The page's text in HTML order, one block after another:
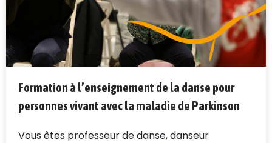
Formation à l’enseignement de la danse pour
personnes vivant avec la maladie de Parkinson
Vous êtes professeur de danse, danseur